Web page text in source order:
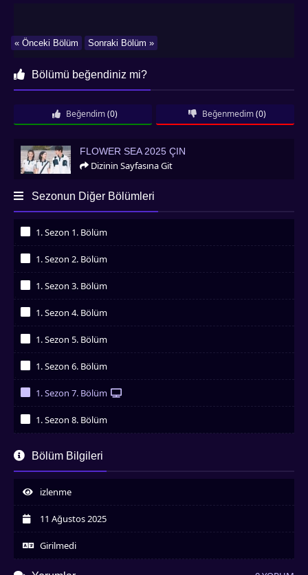
Sonraki Bölüm »
« Önceki Bölüm
Bölümü beğendiniz mi?
Beğendim (0) Beğenmedim (0)
Flower Sea 2025 Çin
FLOWER SEA 2025 ÇIN
Dizinin Sayfasına Git
Sezonun Diğer Bölümleri
1. Sezon 1. Bölüm
1. Sezon 2. Bölüm
1. Sezon 3. Bölüm
1. Sezon 4. Bölüm
1. Sezon 5. Bölüm
1. Sezon 6. Bölüm
1. Sezon 7. Bölüm
1. Sezon 8. Bölüm
Bölüm Bilgileri
izlenme
11 Ağustos 2025
Girilmedi